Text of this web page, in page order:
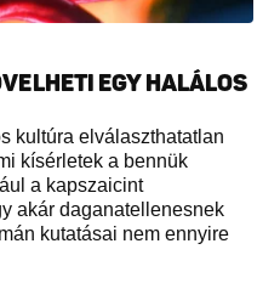
EGY HALÁLOS
kultúra elválaszthatatlan
kísérletek a bennük
a kapszaicint
akár daganatellenesnek
kutatásai nem ennyire